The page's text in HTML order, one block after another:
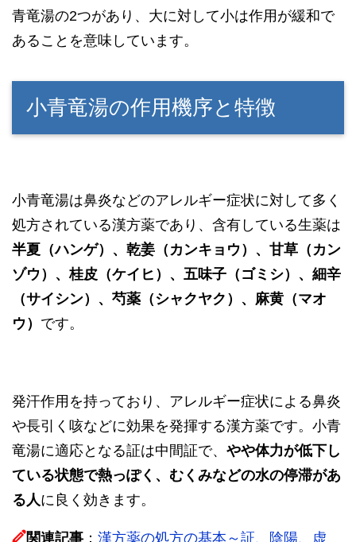
青竜湯の2つがあり、大に対して小は作用が緩和で
あることを意味しています。
小青竜湯の作用機序と特徴
小青竜湯は鼻炎などのアレルギー症状に対して多く
処方されている漢方薬であり、含有している生薬は
半夏（ハンゲ）、乾姜（カンキョウ）、甘草（カン
ゾウ）、桂皮（ケイヒ）、五味子（ゴミシ）、細辛
（サイシン）、芍薬（シャクヤク）、麻黄（マオ
ウ） です。
発汗作用を持っており、アレルギー症状による鼻炎
や長引く咳などに効果を発揮する漢方薬です。小青
竜湯に適応となる証は中間証で、 やや体力が低下し
ている状態で熱っぽく、むくみなどの水の停滞があ
る人に良く効きます。
関連記事 ： 漢方薬の処方の基本～証、陰陽、虚